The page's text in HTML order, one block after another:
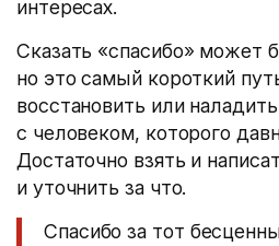
интересах.
Сказать «спасибо» может
но это самый короткий
восстановить или
с человеком, которого
Достаточно взять и
и уточнить за что.
Спасибо за тот